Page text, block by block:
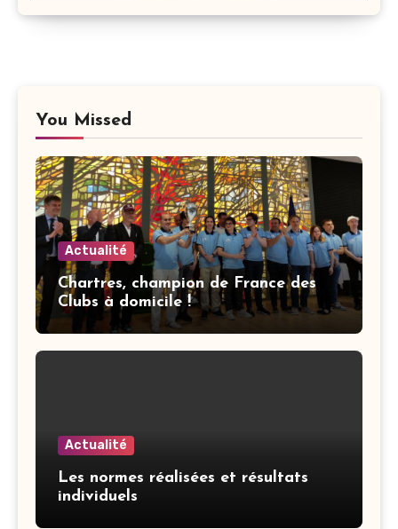
You Missed
Actualité
Chartres, champion de France des
Clubs à domicile !
Actualité
Les normes réalisées et résultats
individuels